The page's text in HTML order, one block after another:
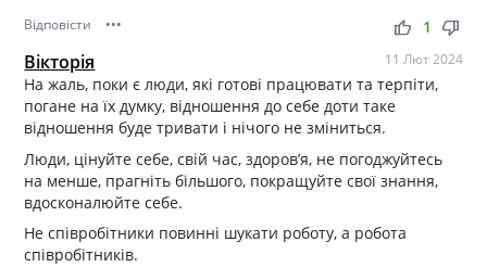
Відповісти ••• thumb_up thumb_down
1
Вікторія 11 Лют 2024
На жаль, поки є люди, які готові працювати та терпіти,
погане на їх думку, відношення до себе доти таке
відношення буде тривати і нічого не зміниться.
Люди, цінуйте себе, свій час, здоров’я, не погоджуйтесь
на менше, прагніть більшого, покращуйте свої знання,
вдосконалюйте себе.
Не співробітники повинні шукати роботу, а робота
співробітників.